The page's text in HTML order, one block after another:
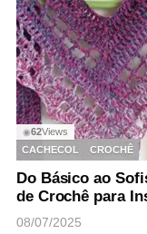
◉62Views
CACHECOL
CROCHÊ
Do Básico ao
de Crochê para
08/07/2025